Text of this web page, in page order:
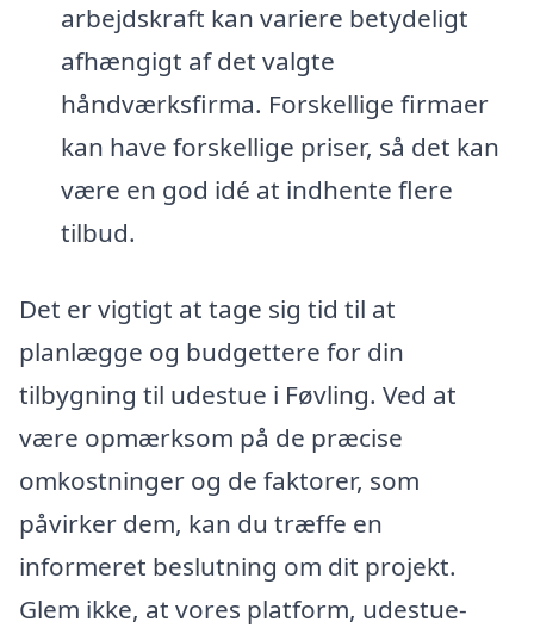
arbejdskraft kan variere betydeligt
afhængigt af det valgte
håndværksfirma. Forskellige firmaer
kan have forskellige priser, så det kan
være en god idé at indhente flere
tilbud.
Det er vigtigt at tage sig tid til at
planlægge og budgettere for din
tilbygning til udestue i Føvling. Ved at
være opmærksom på de præcise
omkostninger og de faktorer, som
påvirker dem, kan du træffe en
informeret beslutning om dit projekt.
Glem ikke, at vores platform, udestue-